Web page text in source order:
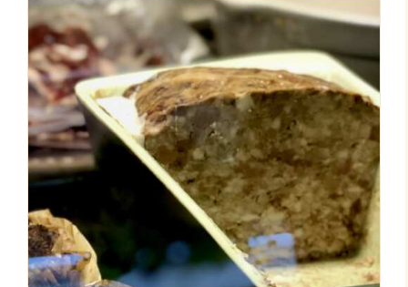
AJOUTER AU PANIER
/
DÉTAILS